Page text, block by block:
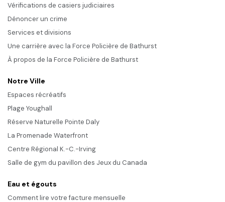
Vérifications de casiers judiciaires
Dénoncer un crime
Services et divisions
Une carrière avec la Force Policière de Bathurst
À propos de la Force Policière de Bathurst
Notre Ville
Espaces récréatifs
Plage Youghall
Réserve Naturelle Pointe Daly
La Promenade Waterfront
Centre Régional K.-C.-Irving
Salle de gym du pavillon des Jeux du Canada
Eau et égouts
Comment lire votre facture mensuelle